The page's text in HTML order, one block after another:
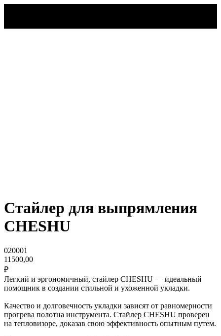
Стайлер для выпрямления
CHESHU
020001
11500,00
₽
Легкий и эргономичный, стайлер CHESHU — идеальный
помощник в создании стильной и ухоженной укладки.
Качество и долговечность укладки зависят от равномерности
прогрева полотна инструмента. Стайлер CHESHU проверен
на тепловизоре, доказав свою эффективность опытным путем.